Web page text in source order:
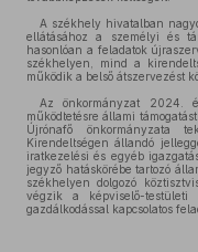
A székhely hivatalban
ellátásához a személyi és
hasonlóan a feladatok
székhelyen, mind a
működik a belső átszervezést
Az önkormányzat 2024.
működtetésre állami
Újrónafő önkormányzata
Kirendeltségen állandó
iratkezelési és egyéb
jegyző hatáskörébe tartozó
székhelyen dolgozó
végzik a képviselő-testületi
gazdálkodással kapcsolatos